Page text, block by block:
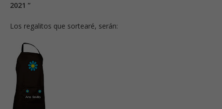
2021 ”
Los regalitos que sortearé, serán: